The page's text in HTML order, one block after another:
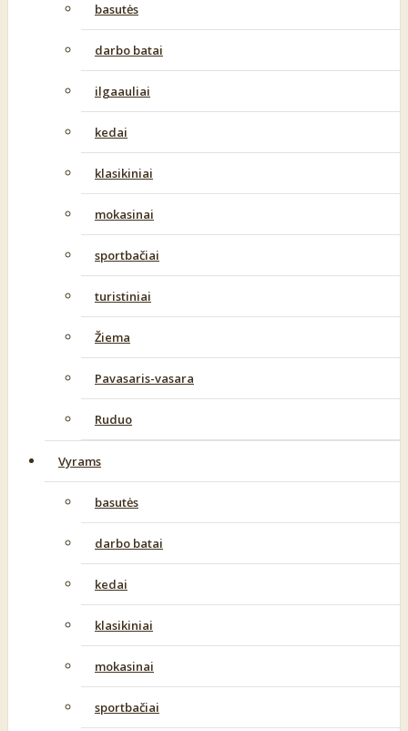
basutės
darbo batai
ilgaauliai
kedai
klasikiniai
mokasinai
sportbačiai
turistiniai
Žiema
Pavasaris-vasara
Ruduo
Vyrams
basutės
darbo batai
kedai
klasikiniai
mokasinai
sportbačiai